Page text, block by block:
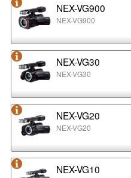
NEX-VG900
NEX-VG900
NEX-VG30
NEX-VG30
NEX-VG20
NEX-VG20
NEX-VG10